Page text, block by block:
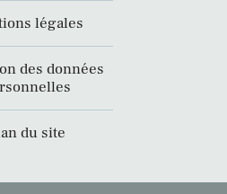
légales
des données
du site